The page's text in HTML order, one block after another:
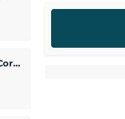
Liga Konferencji